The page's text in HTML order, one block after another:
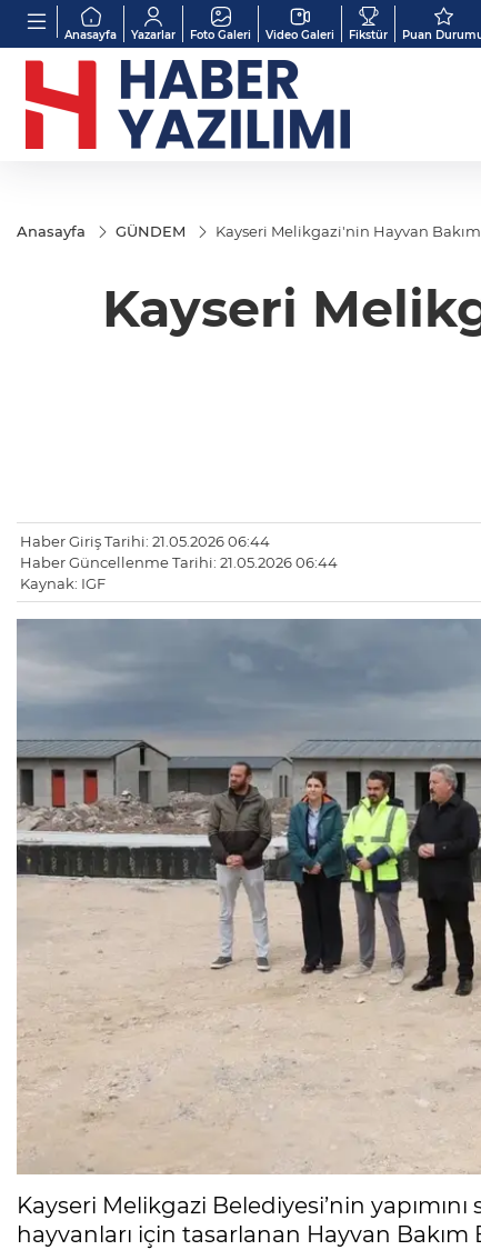
Anasayfa Yazarlar Foto Galeri Video Galeri Fikstür Puan
Anasayfa GÜNDEM Kayseri Melikgazi'nin Hayvan
Kayseri
Haber Giriş Tarihi: 21.05.2026 06:44
Haber Güncellenme Tarihi: 21.05.2026 06:44
Kaynak: IGF
Kayseri Melikgazi Belediyesi’nin
hayvanları için tasarlanan Hayvan Bakım